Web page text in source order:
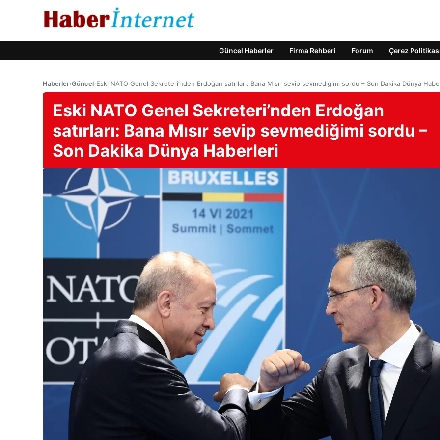
Güncel Haberler Firma Rehberi Forum Çerez Politikası
Haberler›Güncel›Eski NATO Genel Sekreteri’nden Erdoğan satırları: Bana Mısır sevip sevmediğimi sordu – Son Dakika Dünya
Eski NATO Genel Sekreteri’nden Erdoğan
satırları: Bana Mısır sevip sevmediğimi sordu –
Son Dakika Dünya Haberleri